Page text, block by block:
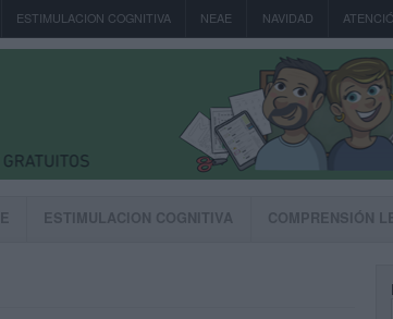
ESTIMULACION COGNITIVA NEAE NAVIDAD
ESTIMULACION COGNITIVA COMPRENSIÓN